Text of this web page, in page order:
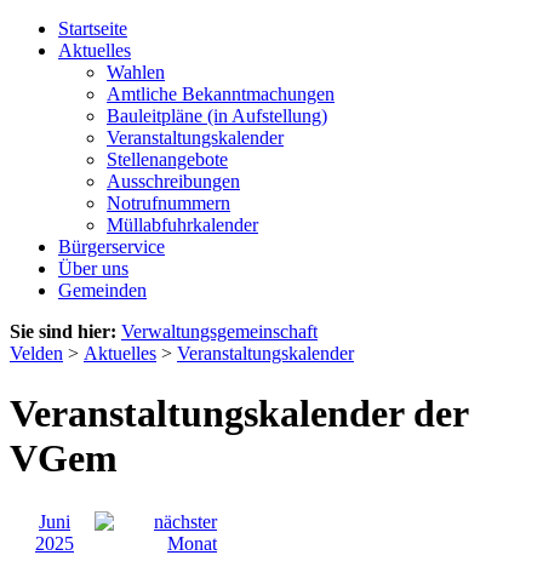
Startseite
Aktuelles
Wahlen
Amtliche Bekanntmachungen
Bauleitpläne (in Aufstellung)
Veranstaltungskalender
Stellenangebote
Ausschreibungen
Notrufnummern
Müllabfuhrkalender
Bürgerservice
Über uns
Gemeinden
Sie sind hier: Verwaltungsgemeinschaft
Velden > Aktuelles > Veranstaltungskalender
Veranstaltungskalender der
VGem
Juni
2025